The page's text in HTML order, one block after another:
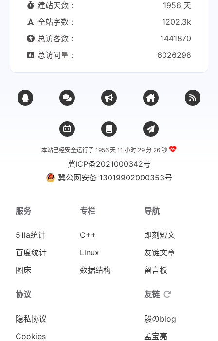
建站天数 :
1956 天
全站字数 :
1202.3k
总访客数 :
1441870
总访问量 :
6026298
本站已经安全运行了 1956 天 11 小时 29 分 26 秒
冀ICP备2021000342号
冀公网安备 13019902000353号
服务
51la统计
百度统计
图床
专栏
C++
Linux
数据结构
导航
即刻短文
友链文章
留言板
协议
隐私协议
Cookies
友链
駿のblog
孟宝亮